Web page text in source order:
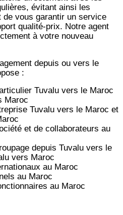
évitant ainsi les
vous garantir un service
qualité-prix. Notre agent
à votre nouveau
depuis ou vers le
:
Tuvalu vers le Maroc
Maroc
Tuvalu vers le Maroc et
et de collaborateurs au
depuis Tuvalu vers le
vers Maroc
au Maroc
au Maroc
au Maroc